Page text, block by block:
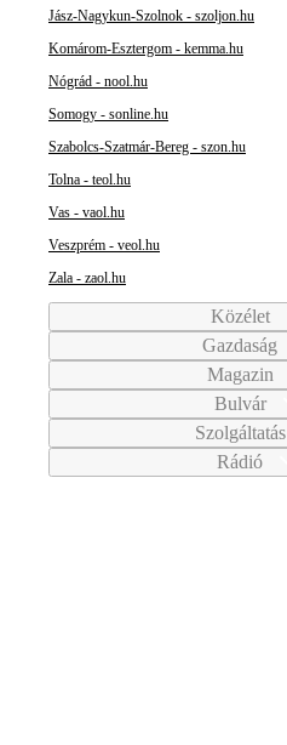
Jász-Nagykun-Szolnok - szoljon.hu
Komárom-Esztergom - kemma.hu
Nógrád - nool.hu
Somogy - sonline.hu
Szabolcs-Szatmár-Bereg - szon.hu
Tolna - teol.hu
Vas - vaol.hu
Veszprém - veol.hu
Zala - zaol.hu
Közélet
Gazdaság
Magazin
Bulvár
Szolgáltatás
Rádió